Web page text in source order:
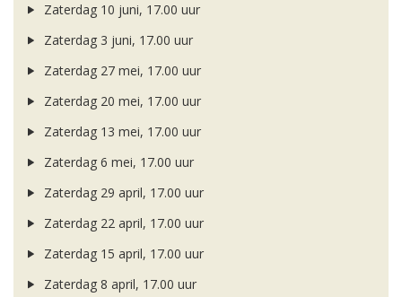
Zaterdag 10 juni, 17.00 uur
Zaterdag 3 juni, 17.00 uur
Zaterdag 27 mei, 17.00 uur
Zaterdag 20 mei, 17.00 uur
Zaterdag 13 mei, 17.00 uur
Zaterdag 6 mei, 17.00 uur
Zaterdag 29 april, 17.00 uur
Zaterdag 22 april, 17.00 uur
Zaterdag 15 april, 17.00 uur
Zaterdag 8 april, 17.00 uur